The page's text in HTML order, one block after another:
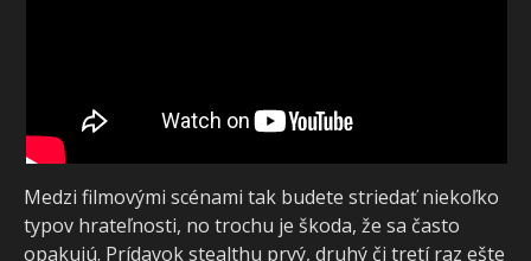
Medzi filmovými scénami tak budete striedať niekoľko
typov hrateľnosti, no trochu je škoda, že sa často
opakujú. Prídavok stealthu prvý, druhý či tretí raz ešte